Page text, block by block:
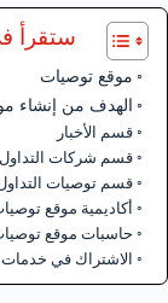
ستقرأ
موقع توصيات
الهدف من إنشاء
قسم الأخبار
قسم شركات التداول
قسم توصيات
أكاديمية موقع
حاسبات موقع
الاشتراك في